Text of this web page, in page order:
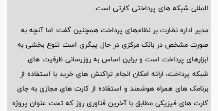
المللی شبکه های پرداختی کارتی است.
مدیر اداره نظارت بر نظام‌های پرداخت همچنین گفت: اما آنچه به
صورت مشخص در بانک مرکزی در حال پیگری است تنوع بخشی به
ابزارهای پرداخت است و براین اساس به روزرسانی ظرفیت های
شبکه پرداخت، ارائه امکان انجام تراکنش های خرید با استفاده از
برنامک های همراه هوشمند و استفاده از کارت های مجازی به جای
کارت های فیزیکی مطابق با آخرین فناوری روز که تحت عنوان پروژه